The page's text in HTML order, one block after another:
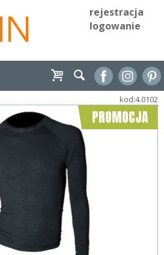
rejestracja
logowanie
kod:4.0102
PROMOCJA